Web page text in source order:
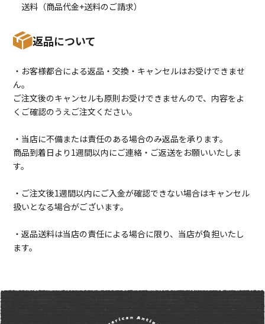
送料（商品代金+送料のご請求）
返品について
・お客様都合による返品・交換・キャンセルはお受けできませ
ん。
ご注文後のキャンセルも原則お受けできませんので、内容をよ
くご確認のうえご注文ください。
・当店に不備または責任のある場合のみ返品を承ります。
商品到着日より1週間以内にご連絡・ご返送をお願いいたしま
す。
・ご注文後1週間以内にご入金が確認できない場合はキャンセル
扱いとなる場合がございます。
・返品送料は当店の責任による場合に限り、当店が負担いたし
ます。